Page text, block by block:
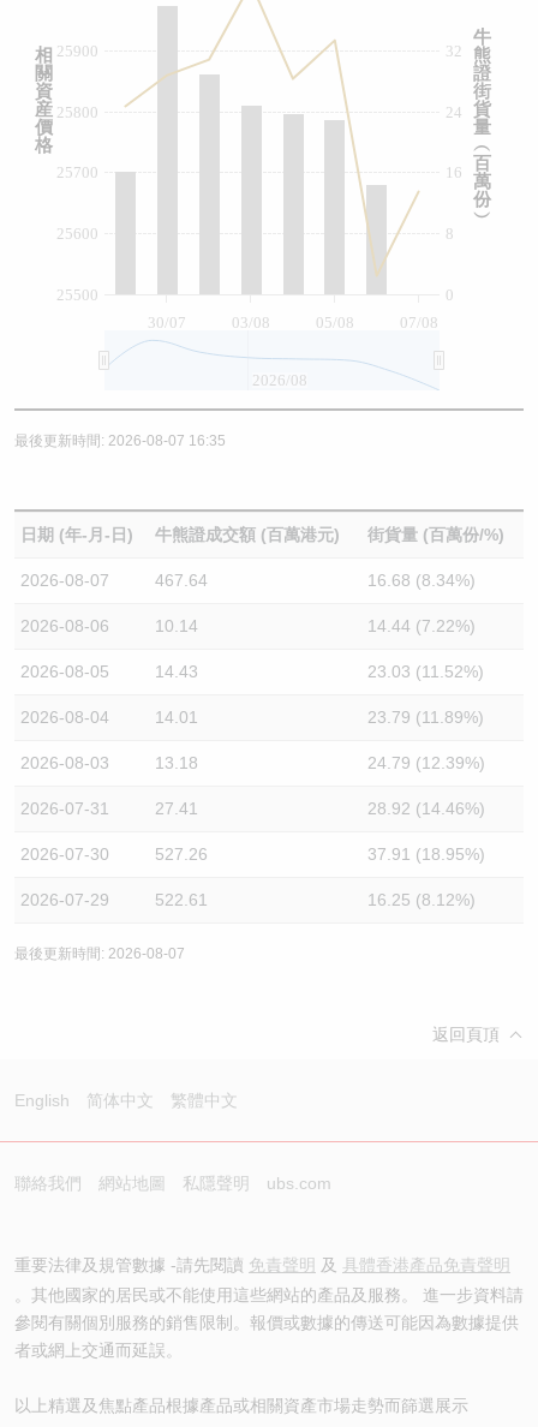
30/07 03/08 05/08 07/08
0
8
16
24
32
25500
25600
25700
25800
25900
2026/08
牛
熊
證
街
貨
量
︵
百
萬
份
︶
相
關
資
産
價
格
最後更新時間: 2026-08-07 16:35
日期 (年-月-日) 牛熊證成交額 (百萬港元) 街貨量 (百萬份/%)
2026-08-07 467.64 16.68 (8.34%)
2026-08-06 10.14 14.44 (7.22%)
2026-08-05 14.43 23.03 (11.52%)
2026-08-04 14.01 23.79 (11.89%)
2026-08-03 13.18 24.79 (12.39%)
2026-07-31 27.41 28.92 (14.46%)
2026-07-30 527.26 37.91 (18.95%)
2026-07-29 522.61 16.25 (8.12%)
最後更新時間: 2026-08-07
返回頁頂
English 简体中文 繁體中文
聯絡我們 網站地圖 私隱聲明 ubs.com
重要法律及規管數據 -請先閱讀 免責聲明 及 具體香港產品免責聲明
。其他國家的居民或不能使用這些網站的產品及服務。 進一步資料請
參閱有關個別服務的銷售限制。報價或數據的傳送可能因為數據提供
者或網上交通而延誤。
以上精選及焦點產品根據產品或相關資產市場走勢而篩選展示
牛熊證文件及公告 (瑞信)
收市競價變化